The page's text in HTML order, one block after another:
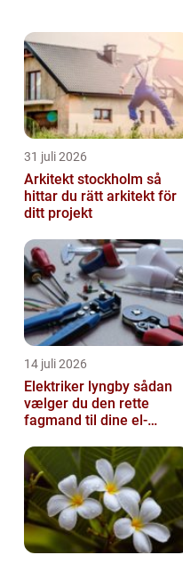
stigende behov fra
en...
31 juli 2026
Arkitekt stockholm så
hittar du rätt arkitekt för
ditt projekt
14 juli 2026
Elektriker lyngby sådan
vælger du den rette
fagmand til dine el-